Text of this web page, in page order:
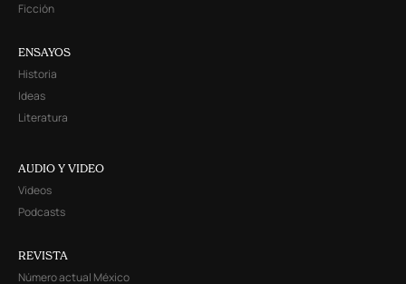
Ficción
ENSAYOS
Historia
Ideas
Literatura
AUDIO Y VIDEO
Videos
Podcasts
REVISTA
Número actual México